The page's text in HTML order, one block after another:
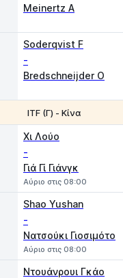
Meinertz A
Soderqvist F
-
Bredschneijder О
ITF (Γ) - Κίνα
Χι Λούο
-
Γιά Γί Γιάνγκ
Αύριο στις 08:00
Shao Yushan
-
Νατσούκι Γιοσιμότο
Αύριο στις 08:00
Ντουάνρουι Γκάο